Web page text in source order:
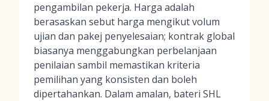
pengambilan pekerja. Harga adalah
berasaskan sebut harga mengikut volum
ujian dan pakej penyelesaian; kontrak global
biasanya menggabungkan perbelanjaan
penilaian sambil memastikan kriteria
pemilihan yang konsisten dan boleh
dipertahankan. Dalam amalan, bateri SHL